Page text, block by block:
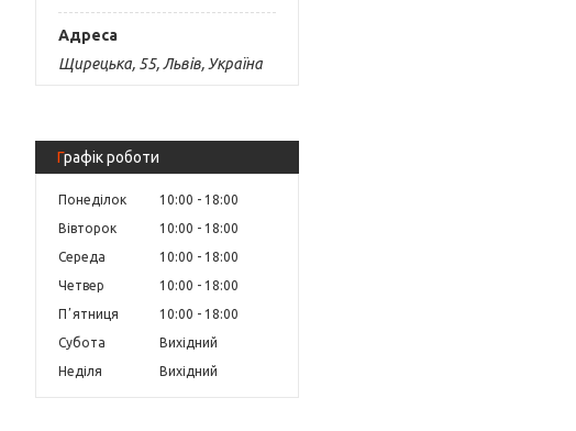
Щирецька, 55, Львів, Україна
Графік роботи
Понеділок 10:00
18:00
Вівторок
10:00
18:00
Середа
10:00
18:00
Четвер
10:00
18:00
Пʼятниця
10:00
18:00
Субота
Вихідний
Неділя
Вихідний